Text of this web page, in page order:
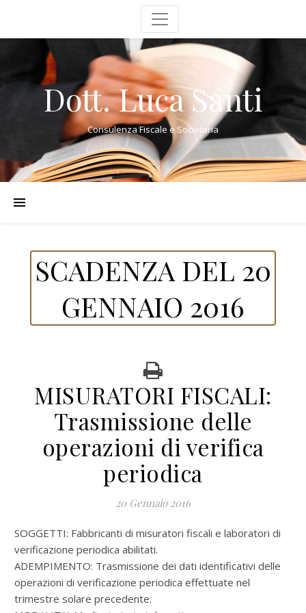
Dott. Luca Santi
Consulenza Fiscale e Societaria
SCADENZA DEL 20
GENNAIO 2016
MISURATORI FISCALI:
Trasmissione delle
operazioni di verifica
periodica
20 Gennaio 2016
SOGGETTI: Fabbricanti di misuratori fiscali e laboratori di
verificazione periodica abilitati.
ADEMPIMENTO: Trasmissione dei dati identificativi delle
operazioni di verificazione periodica effettuate nel
trimestre solare precedente.